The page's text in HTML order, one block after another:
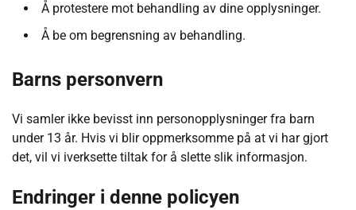
Å protestere mot behandling av dine opplysninger.
Å be om begrensning av behandling.
Barns personvern
Vi samler ikke bevisst inn personopplysninger fra barn
under 13 år. Hvis vi blir oppmerksomme på at vi har gjort
det, vil vi iverksette tiltak for å slette slik informasjon.
Endringer i denne policyen